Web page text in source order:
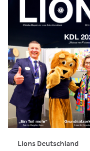
Lions Deutschland